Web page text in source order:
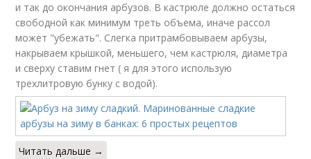
и так до окончания арбузов. В кастрюле должно остаться
свободной как минимум треть объема, иначе рассол
может "убежать". Слегка притрамбовываем арбузы,
накрываем крышкой, меньшего, чем кастрюля, диаметра
и сверху ставим гнет ( я для этого использую
трехлитровую бунку с водой).
Читать дальше →